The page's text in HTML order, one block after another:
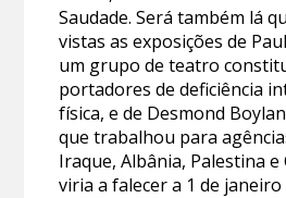
Saudade. Será também lá
vistas as exposições de
um grupo de teatro
portadores de deficiência
física, e de Desmond
que trabalhou para
Iraque, Albânia, Palestina e
viria a falecer a 1 de janeiro